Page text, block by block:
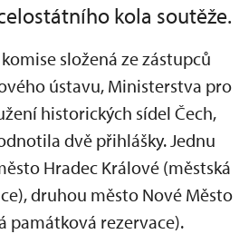
kola soutěže.
složená ze zástupců
ústavu, Ministerstva pro
historických sídel Čech,
dvě přihlášky. Jednu
Hradec Králové (městská
druhou město Nové Město
památková rezervace).